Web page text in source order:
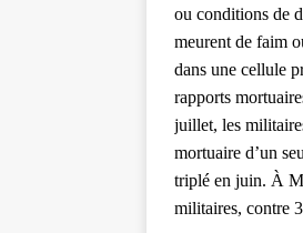
ou conditions de
meurent de faim
dans une cellule
rapports
juillet, les
mortuaire d’un
triplé en juin. À
militaires, contre